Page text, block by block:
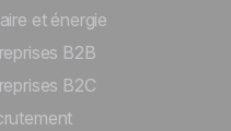
et énergie
B2B
B2C